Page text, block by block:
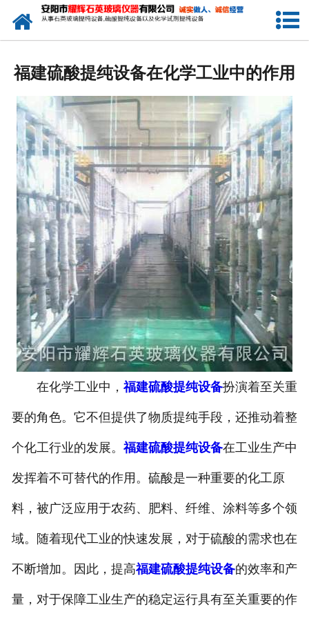
网站首页
产品中心
生产设备
工程业绩
发货展示
联系我们
福建硫酸提纯设备在化学工业中的作用
在化学工业中， 福建硫酸提纯设备扮演着至关重
要的角色。它不但提供了物质提纯手段，还推动着整
个化工行业的发展。 福建硫酸提纯设备在工业生产中
发挥着不可替代的作用。硫酸是一种重要的化工原
料，被广泛应用于农药、肥料、纤维、涂料等多个领
域。随着现代工业的快速发展，对于硫酸的需求也在
不断增加。因此，提高福建硫酸提纯设备的效率和产
量，对于保障工业生产的稳定运行具有至关重要的作